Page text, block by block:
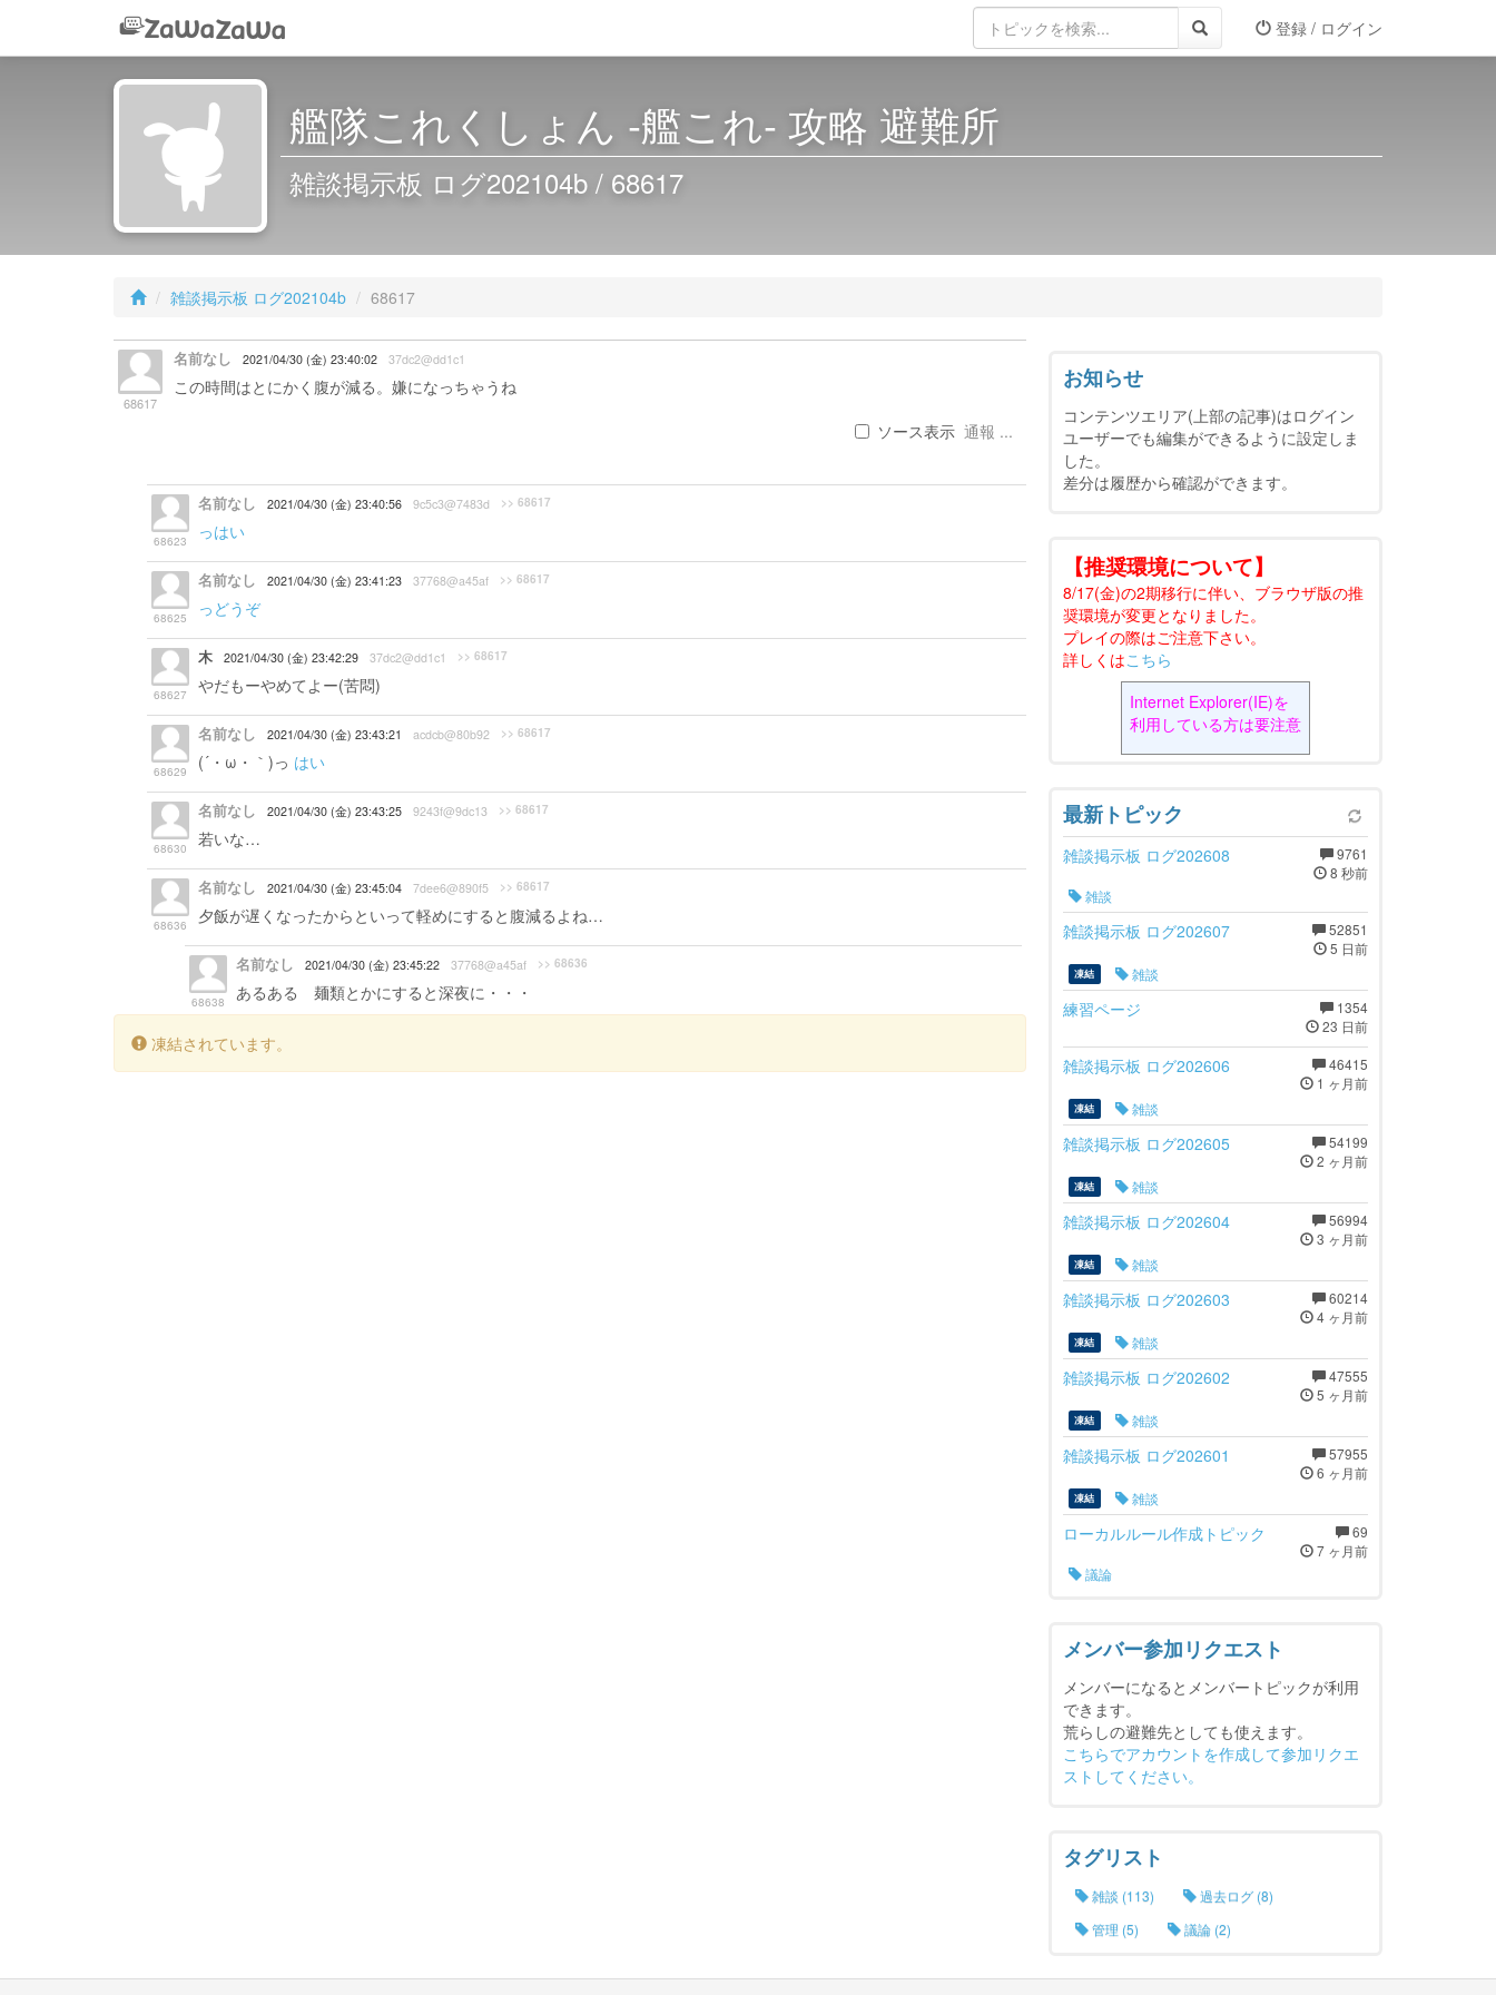
登録 / ログイン
艦隊これくしょん -艦これ- 攻略 避難所
雑談掲示板 ログ202104b / 68617
雑談掲示板 ログ202104b 68617
68617
名前なし 2021/04/30 (金) 23:40:02 37dc2@dd1c1
この時間はとにかく腹が減る。嫌になっちゃうね
ソース表示 通報 ...
68623
名前なし 2021/04/30 (金) 23:40:56 9c5c3@7483d >> 68617
っはい
68625
名前なし 2021/04/30 (金) 23:41:23 37768@a45af >> 68617
っどうぞ
68627
木 2021/04/30 (金) 23:42:29 37dc2@dd1c1 >> 68617
やだもーやめてよー(苦悶)
68629
名前なし 2021/04/30 (金) 23:43:21 acdcb@80b92 >> 68617
(´・ω・｀)っ はい
68630
名前なし 2021/04/30 (金) 23:43:25 9243f@9dc13 >> 68617
若いな…
68636
名前なし 2021/04/30 (金) 23:45:04 7dee6@890f5 >> 68617
夕飯が遅くなったからといって軽めにすると腹減るよね…
68638
名前なし 2021/04/30 (金) 23:45:22 37768@a45af >> 68636
あるある 麺類とかにすると深夜に・・・
凍結されています。
お知らせ
コンテンツエリア(上部の記事)はログイン
ユーザーでも編集ができるように設定しま
した。
差分は履歴から確認ができます。
【推奨環境について】
8/17(金)の2期移行に伴い、ブラウザ版の推
奨環境が変更となりました。
プレイの際はご注意下さい。
詳しくはこちら
Internet Explorer(IE)を
利用している方は要注意
最新トピック
9761
8 秒前
雑談掲示板 ログ202608
雑談
52851
5 日前
雑談掲示板 ログ202607
凍結
雑談
1354
23 日前
練習ページ
46415
1 ヶ月前
雑談掲示板 ログ202606
凍結
雑談
54199
2 ヶ月前
雑談掲示板 ログ202605
凍結
雑談
56994
3 ヶ月前
雑談掲示板 ログ202604
凍結
雑談
60214
4 ヶ月前
雑談掲示板 ログ202603
凍結
雑談
47555
5 ヶ月前
雑談掲示板 ログ202602
凍結
雑談
57955
6 ヶ月前
雑談掲示板 ログ202601
凍結
雑談
69
7 ヶ月前
ローカルルール作成トピック
議論
メンバー参加リクエスト
メンバーになるとメンバートピックが利用
できます。
荒らしの避難先としても使えます。
こちらでアカウントを作成して参加リクエ
ストしてください。
タグリスト
雑談 (113)
過去ログ (8)
管理 (5)
議論 (2)